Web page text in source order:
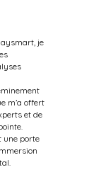
je
m’a offert
et de
une porte